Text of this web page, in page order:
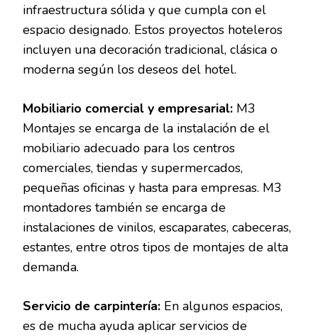
infraestructura sólida y que cumpla con el
espacio designado. Estos proyectos hoteleros
incluyen una decoración tradicional, clásica o
moderna según los deseos del hotel.
Mobiliario comercial y empresarial: M3
Montajes se encarga de la instalación de el
mobiliario adecuado para los centros
comerciales, tiendas y supermercados,
pequeñas oficinas y hasta para empresas. M3
montadores también se encarga de
instalaciones de vinilos, escaparates, cabeceras,
estantes, entre otros tipos de montajes de alta
demanda.
Servicio de carpintería: En algunos espacios,
es de mucha ayuda aplicar servicios de